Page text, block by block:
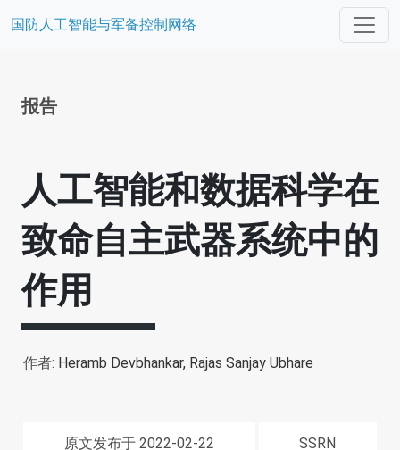
国防人工智能与军备控制网络
报告
人工智能和数据科学在
致命自主武器系统中的
作用
作者: Heramb Devbhankar, Rajas Sanjay Ubhare
原文发布于 2022-02-22 SSRN